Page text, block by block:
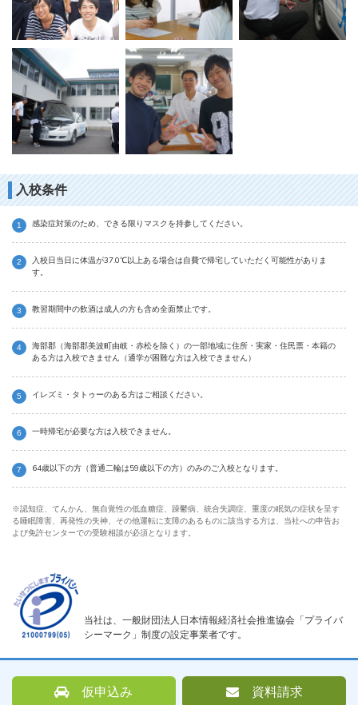
入校条件
感染症対策のため、できる限りマスクを持参してください。
入校日当日に体温が37.0℃以上ある場合は自費で帰宅していただく可能性がありま
す。
教習期間中の飲酒は成人の方も含め全面禁止です。
海部郡（海部郡美波町由岐・赤松を除く）の一部地域に住所・実家・住民票・本籍の
ある方は入校できません（通学が困難な方は入校できません）
イレズミ・タトゥーのある方はご相談ください。
一時帰宅が必要な方は入校できません。
64歳以下の方（普通二輪は59歳以下の方）のみのご入校となります。
※認知症、てんかん、無自覚性の低血糖症、躁鬱病、統合失調症、重度の眠気の症状を呈す
る睡眠障害、再発性の失神、その他運転に支障のあるものに該当する方は、当社への申告お
よび免許センターでの受験相談が必須となります。
当社は、一般財団法人日本情報経済社会推進協会「プライバ
シーマーク」制度の設定事業者です。
仮申込み 資料請求